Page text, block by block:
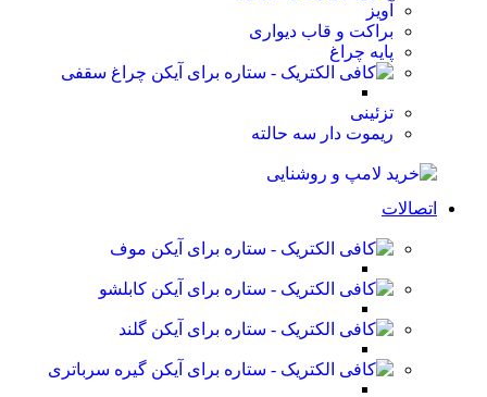
آویز
براکت و قاب دیواری
پایه چراغ
چراغ سقفی
تزئینی
ریموت دار سه حالته
اتصالات
موف
کابلشو
گلند
گیره سرباتری